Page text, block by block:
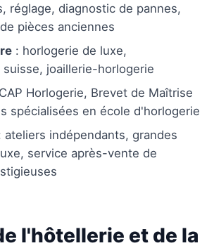
réglage, diagnostic de pannes,
pièces anciennes
: horlogerie de luxe,
suisse, joaillerie-horlogerie
Horlogerie, Brevet de Maîtrise
spécialisées en école d'horlogerie
ateliers indépendants, grandes
service après-vente de
l'hôtellerie et de la